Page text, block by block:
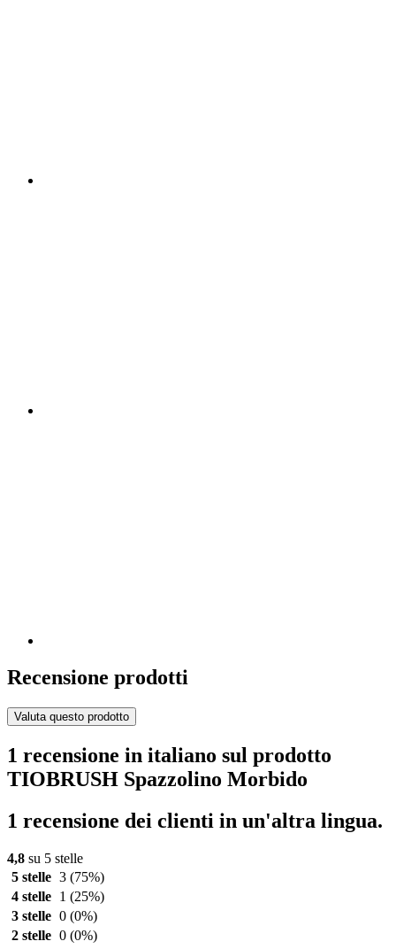
Recensione prodotti
Valuta questo prodotto
1 recensione in italiano sul prodotto
TIOBRUSH Spazzolino Morbido
1 recensione dei clienti in un'altra lingua.
4,8 su 5 stelle
5 stelle 3 (75%)
4 stelle
1 (25%)
3 stelle 0 (0%)
2 stelle 0 (0%)